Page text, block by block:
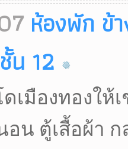
ห้องพัก ข้
น 12
เมืองทองให้
อน ตู้เสื้อผ้า